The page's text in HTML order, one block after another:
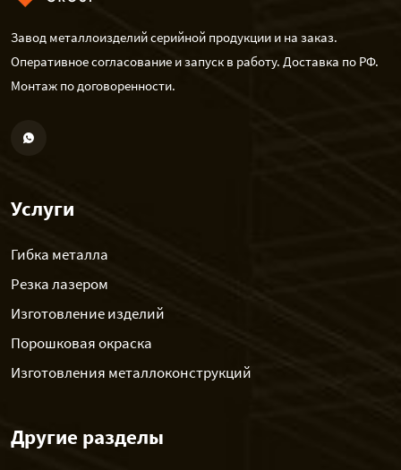
Завод металлоизделий серийной продукции и на заказ.
Оперативное согласование и запуск в работу. Доставка по РФ.
Монтаж по договоренности.
Услуги
Гибка металла
Резка лазером
Изготовление изделий
Порошковая окраска
Изготовления металлоконструкций
Другие разделы